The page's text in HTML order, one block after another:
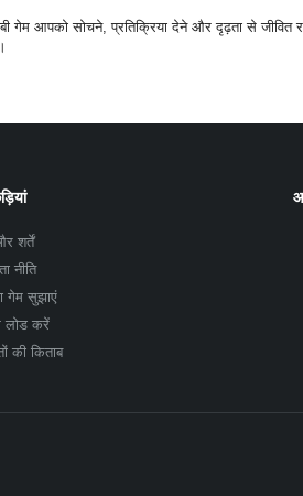
गेम आपको सोचने, प्रतिक्रिया देने और दृढ़ता से
शर्तें
नीति
गेम सुझाएं
लोड करें
की किताब